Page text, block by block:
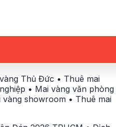
Thủ Đức • Thuê mai
• Mai vàng văn phòng
vàng showroom • Thuê mai